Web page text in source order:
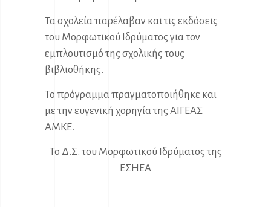
Τα σχολεία παρέλαβαν και τις εκδόσεις
του Μορφωτικού Ιδρύματος για τον
εμπλουτισμό της σχολικής τους
βιβλιοθήκης.
Το πρόγραμμα πραγματοποιήθηκε και
με την ευγενική χορηγία της ΑΙΓΕΑΣ
ΑΜΚΕ.
Το Δ.Σ. του Μορφωτικού Ιδρύματος της
ΕΣΗΕΑ